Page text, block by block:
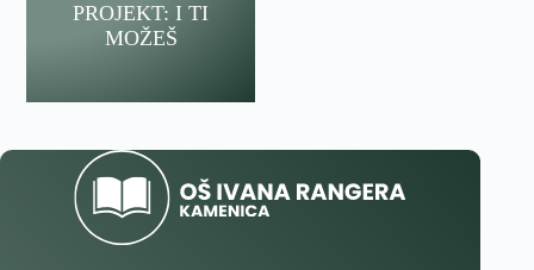
PROJEKT: I TI
MOŽEŠ